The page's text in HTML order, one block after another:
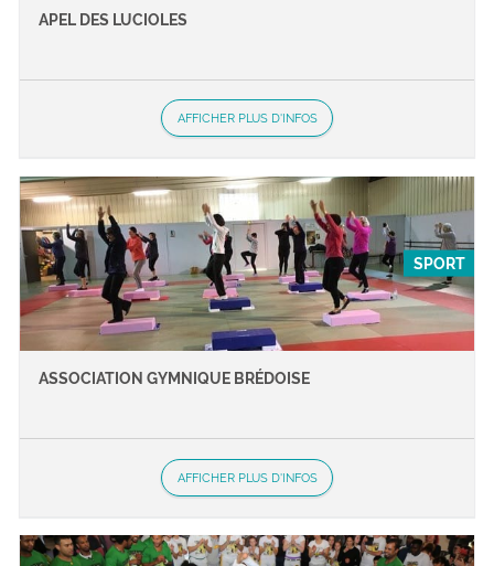
APEL DES LUCIOLES
AFFICHER PLUS D'INFOS
SPORT
ASSOCIATION GYMNIQUE BRÉDOISE
AFFICHER PLUS D'INFOS